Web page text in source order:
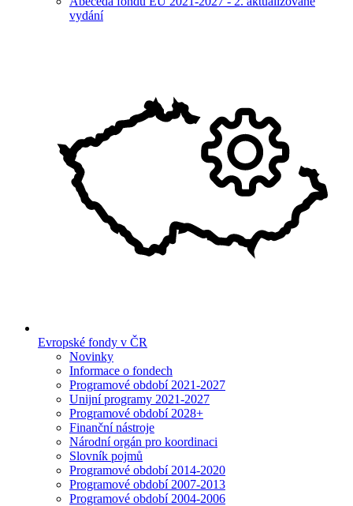
vydání
Evropské fondy v ČR
Novinky
Informace o fondech
Programové období 2021-2027
Unijní programy 2021-2027
Programové období 2028+
Finanční nástroje
Národní orgán pro koordinaci
Slovník pojmů
Programové období 2014-2020
Programové období 2007-2013
Programové období 2004-2006